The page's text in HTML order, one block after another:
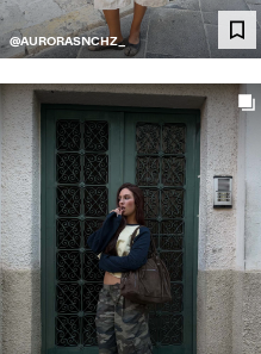
@AURORASNCHZ_